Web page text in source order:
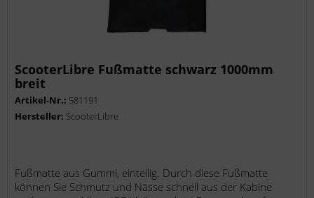
ScooterLibre Fußmatte schwarz 1000mm
breit
Artikel-Nr.: 581191
Hersteller: ScooterLibre
Fußmatte aus Gummi, einteilig. Durch diese Fußmatte
können Sie Schmutz und Nässe schnell aus der Kabine